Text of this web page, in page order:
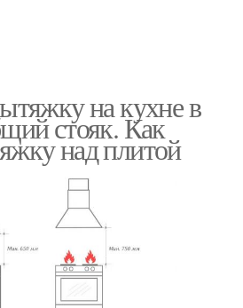
на кухне в
стояк. Как
над плитой